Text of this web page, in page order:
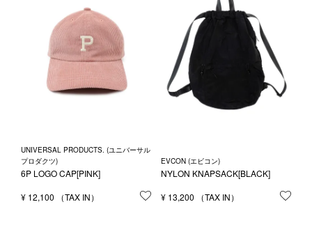
UNIVERSAL PRODUCTS. (ユニバーサル
プロダクツ)
6P LOGO CAP[PINK]
¥ 12,100 お気に入りに登録する
EVCON (エビコン)
NYLON KNAPSACK[BLACK]
¥ 13,200